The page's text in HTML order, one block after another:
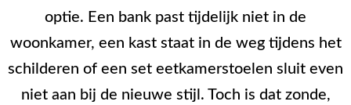
optie. Een bank past tijdelijk niet in de
woonkamer, een kast staat in de weg tijdens het
schilderen of een set eetkamerstoelen sluit even
niet aan bij de nieuwe stijl. Toch is dat zonde,